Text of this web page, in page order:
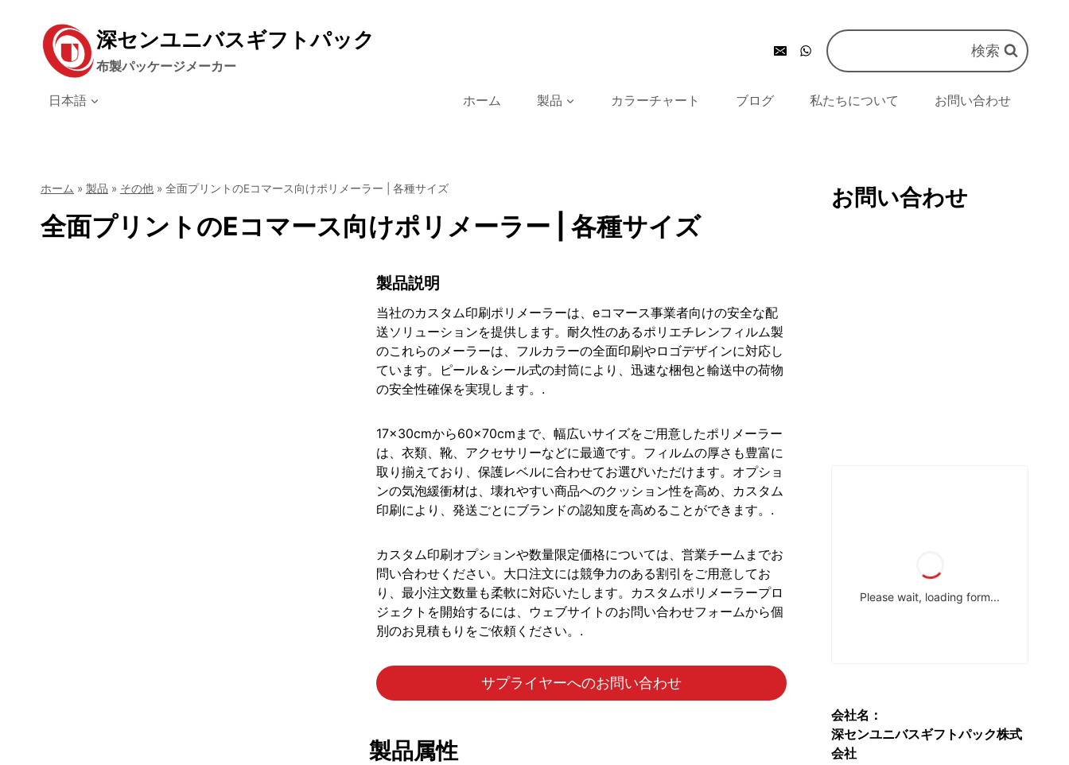
深センユニバスギフトパック
布製パッケージメーカー
検索
日本語 ホーム 製品 カラーチャート ブログ 私たちについて お問い合わせ
ホーム » 製品 » その他 » 全面プリントのEコマース向けポリメーラー | 各種サイズ
全面プリントのEコマース向けポリメーラー | 各種サイズ
製品説明
当社のカスタム印刷ポリメーラーは、eコマース事業者向けの安全な配
送ソリューションを提供します。耐久性のあるポリエチレンフィルム製
のこれらのメーラーは、フルカラーの全面印刷やロゴデザインに対応し
ています。ピール＆シール式の封筒により、迅速な梱包と輸送中の荷物
の安全性確保を実現します。.
17×30cmから60×70cmまで、幅広いサイズをご用意したポリメーラー
は、衣類、靴、アクセサリーなどに最適です。フィルムの厚さも豊富に
取り揃えており、保護レベルに合わせてお選びいただけます。オプショ
ンの気泡緩衝材は、壊れやすい商品へのクッション性を高め、カスタム
印刷により、発送ごとにブランドの認知度を高めることができます。.
カスタム印刷オプションや数量限定価格については、営業チームまでお
問い合わせください。大口注文には競争力のある割引をご用意してお
り、最小注文数量も柔軟に対応いたします。カスタムポリメーラープロ
ジェクトを開始するには、ウェブサイトのお問い合わせフォームから個
別のお見積もりをご依頼ください。.
サプライヤーへのお問い合わせ
製品属性
お問い合わせ
会社名：
深センユニバスギフトパック株式
会社